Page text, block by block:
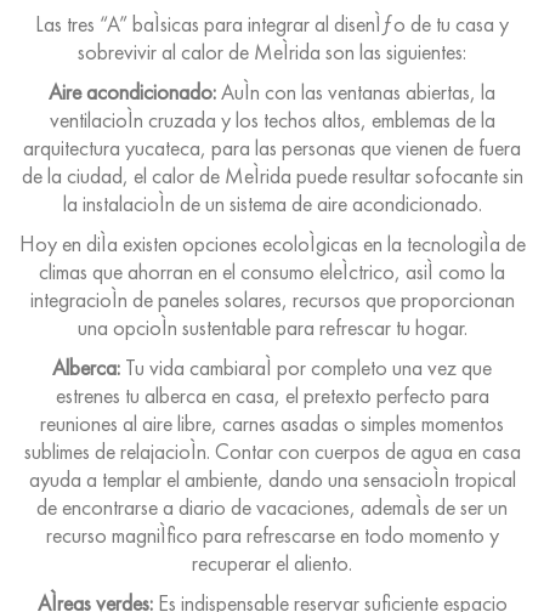
Las tres “A” baÌsicas para integrar al disenÌƒo de tu casa y
sobrevivir al calor de MeÌrida son las siguientes:
Aire acondicionado:AuÌn con las ventanas abiertas, la
ventilacioÌn cruzada y los techos altos, emblemas de la
arquitectura yucateca, para las personas que vienen de fuera
de la ciudad, el calor de MeÌrida puede resultar sofocante sin
la instalacioÌn de un sistema de aire acondicionado.
Hoy en diÌa existen opciones ecoloÌgicas en la tecnologiÌa de
climas que ahorran en el consumo eleÌctrico, asiÌ como la
integracioÌn de paneles solares, recursos que proporcionan
una opcioÌn sustentable para refrescar tu hogar.
Alberca: Tu vida cambiaraÌ por completo una vez que
estrenes tu alberca en casa, el pretexto perfecto para
reuniones al aire libre, carnes asadas o simples momentos
sublimes de relajacioÌn. Contar con cuerpos de agua en casa
ayuda a templar el ambiente, dando una sensacioÌn tropical
de encontrarse a diario de vacaciones, ademaÌs de ser un
recurso magniÌfico para refrescarse en todo momento y
recuperar el aliento.
AÌreas verdes:Es indispensable reservar suficiente espacio